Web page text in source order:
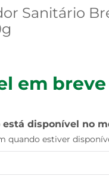
Sanitário
em breve
está disponível no
quando estiver